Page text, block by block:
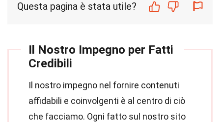
Questa pagina è stata utile?
Il Nostro Impegno per Fatti
Credibili
Il nostro impegno nel fornire contenuti
affidabili e coinvolgenti è al centro di ciò
che facciamo. Ogni fatto sul nostro sito